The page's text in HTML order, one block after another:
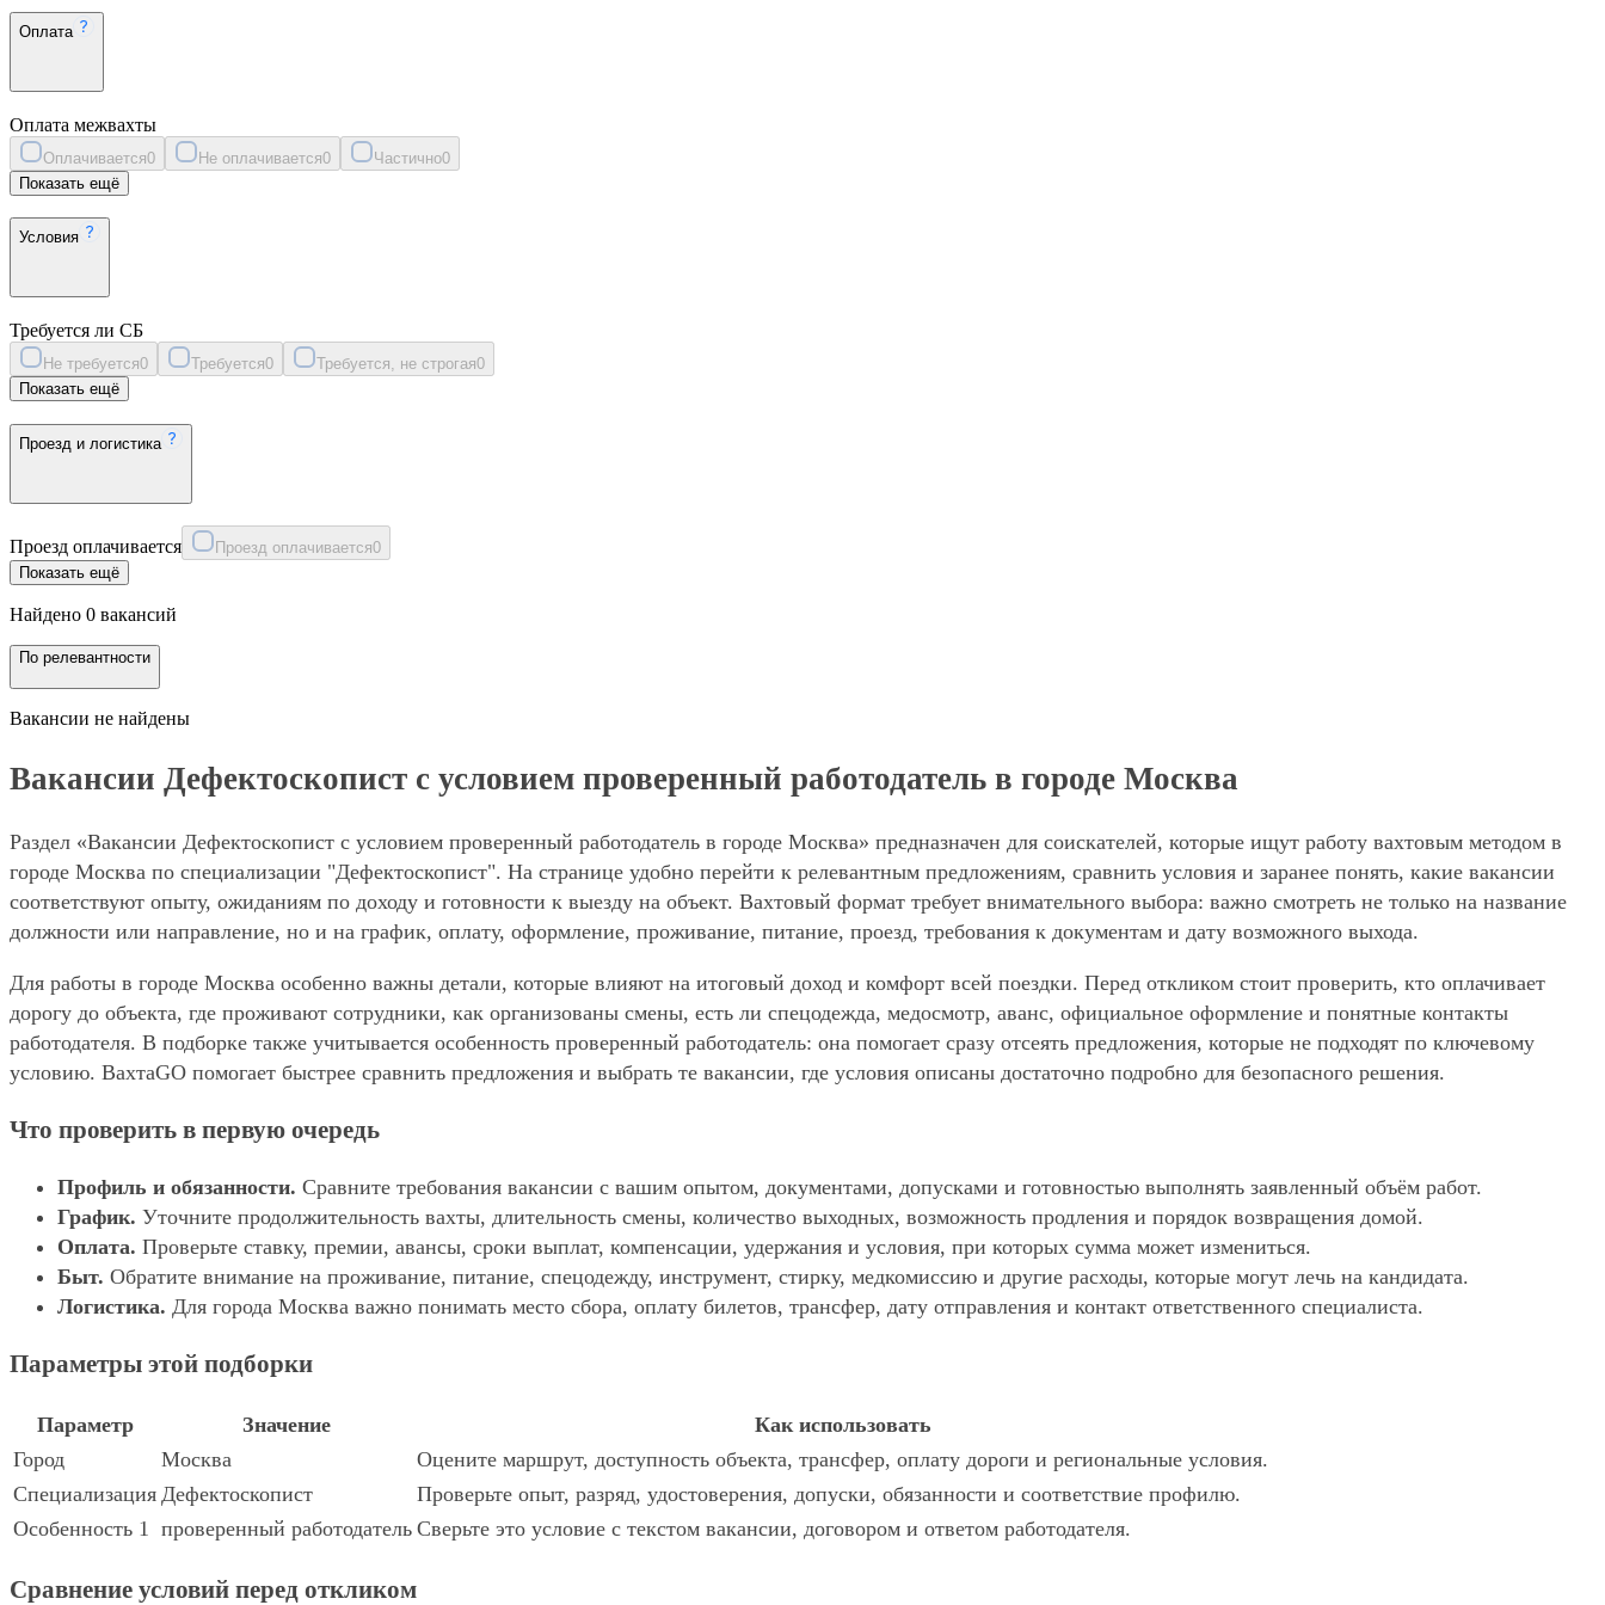
Оплата
Оплата межвахты
Оплачивается0 Не оплачивается0 Частично0
Показать ещё
Условия
Требуется ли СБ
Не требуется0 Требуется0 Требуется, не строгая0
Показать ещё
Проезд и логистика
Проезд оплачивается Проезд оплачивается0
Показать ещё
Найдено 0 вакансий
По релевантности
Вакансии не найдены
Вакансии Дефектоскопист с условием проверенный работодатель в городе Москва
Раздел «Вакансии Дефектоскопист с условием проверенный работодатель в городе Москва» предназначен для соискателей, которые ищут работу вахтовым методом в
городе Москва по специализации "Дефектоскопист". На странице удобно перейти к релевантным предложениям, сравнить условия и заранее понять, какие вакансии
соответствуют опыту, ожиданиям по доходу и готовности к выезду на объект. Вахтовый формат требует внимательного выбора: важно смотреть не только на название
должности или направление, но и на график, оплату, оформление, проживание, питание, проезд, требования к документам и дату возможного выхода.
Для работы в городе Москва особенно важны детали, которые влияют на итоговый доход и комфорт всей поездки. Перед откликом стоит проверить, кто оплачивает
дорогу до объекта, где проживают сотрудники, как организованы смены, есть ли спецодежда, медосмотр, аванс, официальное оформление и понятные контакты
работодателя. В подборке также учитывается особенность проверенный работодатель: она помогает сразу отсеять предложения, которые не подходят по ключевому
условию. ВахтаGO помогает быстрее сравнить предложения и выбрать те вакансии, где условия описаны достаточно подробно для безопасного решения.
Что проверить в первую очередь
Профиль и обязанности. Сравните требования вакансии с вашим опытом, документами, допусками и готовностью выполнять заявленный объём работ.
График. Уточните продолжительность вахты, длительность смены, количество выходных, возможность продления и порядок возвращения домой.
Оплата. Проверьте ставку, премии, авансы, сроки выплат, компенсации, удержания и условия, при которых сумма может измениться.
Быт. Обратите внимание на проживание, питание, спецодежду, инструмент, стирку, медкомиссию и другие расходы, которые могут лечь на кандидата.
Логистика. Для города Москва важно понимать место сбора, оплату билетов, трансфер, дату отправления и контакт ответственного специалиста.
Параметры этой подборки
Параметр Значение
Как использовать
Город
Москва
Оцените маршрут, доступность объекта, трансфер, оплату дороги и региональные условия.
Специализация Дефектоскопист
Проверьте опыт, разряд, удостоверения, допуски, обязанности и соответствие профилю.
Особенность 1 проверенный работодатель Сверьте это условие с текстом вакансии, договором и ответом работодателя.
Сравнение условий перед откликом